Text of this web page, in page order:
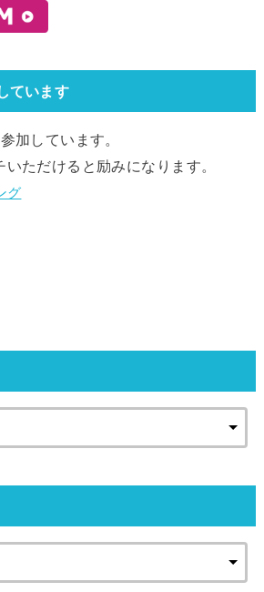
ています
加しています。
ただけると励みになります。
グ